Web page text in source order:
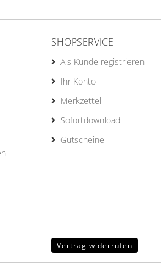
SHOPSERVICE
Als Kunde registrieren
Ihr Konto
Merkzettel
Sofortdownload
Gutscheine
Vertrag widerrufen